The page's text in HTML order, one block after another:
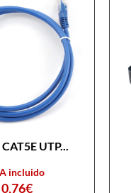
UTP...
0,76€
incluido